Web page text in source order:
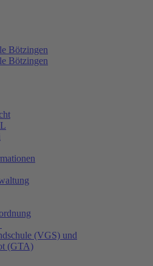
(VGS) und
(GTA)